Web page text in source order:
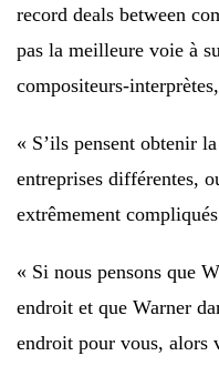
record deals between
pas la meilleure voie à
compositeurs-
« S’ils pensent obtenir
entreprises différentes,
extrêmement
« Si nous pensons que
endroit et que Warner
endroit pour vous, alors